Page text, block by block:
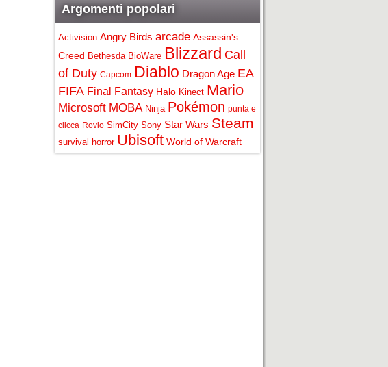
Argomenti popolari
Activision Angry Birds arcade Assassin's
Creed Bethesda BioWare Blizzard Call
of Duty Capcom Diablo Dragon Age EA
FIFA Final Fantasy Halo Kinect Mario
Microsoft MOBA Ninja Pokémon punta e
clicca Rovio SimCity Sony Star Wars Steam
survival horror Ubisoft World of Warcraft